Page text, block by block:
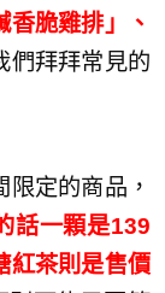
脆雞排」、
們拜拜常見的
定的商品，
話一顆是139
紅茶則是售價